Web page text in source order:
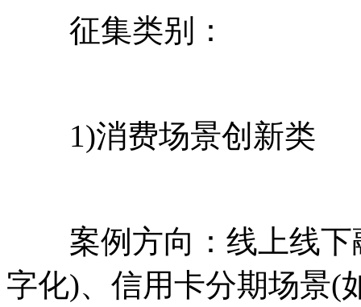
征集类别：
1)消费场景创新类
案例方向：线上线下
字化)、信用卡分期场景(